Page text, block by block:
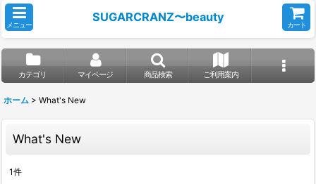
メニュー
SUGARCRANZ〜beauty
カート
カテゴリ マイページ 商品検索 ご利用案内
ホーム > What's New
What's New
1件